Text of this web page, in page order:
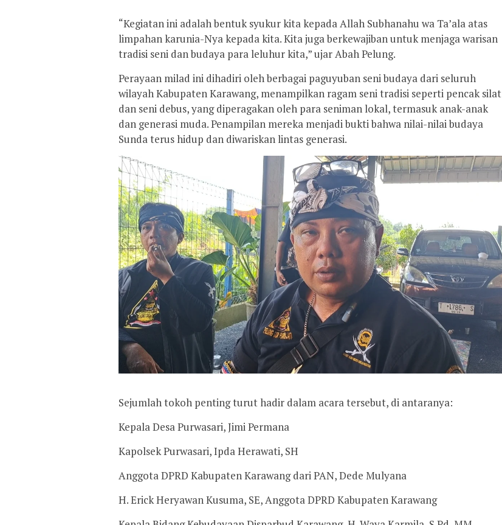
“Kegiatan ini adalah bentuk syukur kita kepada Allah Subhanahu wa Ta’ala atas
limpahan karunia-Nya kepada kita. Kita juga berkewajiban untuk menjaga warisan
tradisi seni dan budaya para leluhur kita,” ujar Abah Pelung.
Perayaan milad ini dihadiri oleh berbagai paguyuban seni budaya dari seluruh
wilayah Kabupaten Karawang, menampilkan ragam seni tradisi seperti pencak silat
dan seni debus, yang diperagakan oleh para seniman lokal, termasuk anak-anak
dan generasi muda. Penampilan mereka menjadi bukti bahwa nilai-nilai budaya
Sunda terus hidup dan diwariskan lintas generasi.
Sejumlah tokoh penting turut hadir dalam acara tersebut, di antaranya:
Kepala Desa Purwasari, Jimi Permana
Kapolsek Purwasari, Ipda Herawati, SH
Anggota DPRD Kabupaten Karawang dari PAN, Dede Mulyana
H. Erick Heryawan Kusuma, SE, Anggota DPRD Kabupaten Karawang